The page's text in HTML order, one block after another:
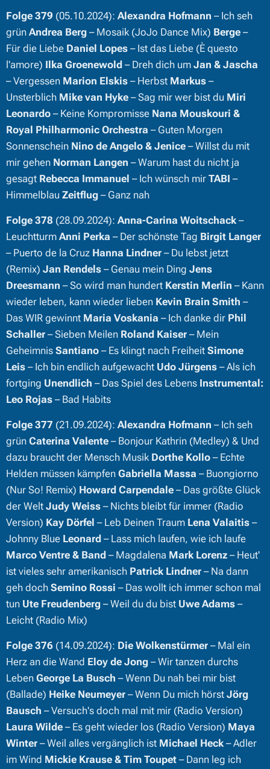
Folge 379 (05.10.2024): Alexandra Hofmann – Ich seh
grün Andrea Berg – Mosaik (JoJo Dance Mix) Berge –
Für die Liebe Daniel Lopes – Ist das Liebe (È questo
l'amore) Ilka Groenewold – Dreh dich um Jan & Jascha
– Vergessen Marion Elskis – Herbst Markus –
Unsterblich Mike van Hyke – Sag mir wer bist du Miri
Leonardo – Keine Kompromisse Nana Mouskouri &
Royal Philharmonic Orchestra – Guten Morgen
Sonnenschein Nino de Angelo & Jenice – Willst du mit
mir gehen Norman Langen – Warum hast du nicht ja
gesagt Rebecca Immanuel – Ich wünsch mir TABI –
Himmelblau Zeitflug – Ganz nah
Folge 378 (28.09.2024): Anna-Carina Woitschack–
Leuchtturm Anni Perka – Der schönste Tag Birgit Langer
– Puerto de la Cruz Hanna Lindner – Du lebst jetzt
(Remix) Jan Rendels – Genau mein Ding Jens
Dreesmann – So wird man hundert Kerstin Merlin – Kann
wieder leben, kann wieder lieben Kevin Brain Smith –
Das WIR gewinnt Maria Voskania – Ich danke dir Phil
Schaller – Sieben Meilen Roland Kaiser – Mein
Geheimnis Santiano – Es klingt nach Freiheit Simone
Leis – Ich bin endlich aufgewacht Udo Jürgens – Als ich
fortging Unendlich – Das Spiel des Lebens Instrumental:
Leo Rojas – Bad Habits
Folge 377 (21.09.2024): Alexandra Hofmann – Ich seh
grün Caterina Valente – Bonjour Kathrin (Medley) & Und
dazu braucht der Mensch Musik Dorthe Kollo – Echte
Helden müssen kämpfen Gabriella Massa – Buongiorno
(Nur So! Remix) Howard Carpendale – Das größte Glück
der Welt Judy Weiss – Nichts bleibt für immer (Radio
Version) Kay Dörfel – Leb Deinen Traum Lena Valaitis –
Johnny Blue Leonard – Lass mich laufen, wie ich laufe
Marco Ventre & Band – Magdalena Mark Lorenz – Heut'
ist vieles sehr amerikanisch Patrick Lindner – Na dann
geh doch Semino Rossi – Das wollt ich immer schon mal
tun Ute Freudenberg – Weil du du bist Uwe Adams –
Leicht (Radio Mix)
Folge 376 (14.09.2024): Die Wolkenstürmer – Mal ein
Herz an die Wand Eloy de Jong – Wir tanzen durchs
Leben George La Busch – Wenn Du nah bei mir bist
(Ballade) Heike Neumeyer – Wenn Du mich hörst Jörg
Bausch – Versuch's doch mal mit mir (Radio Version)
Laura Wilde – Es geht wieder los (Radio Version) Maya
Winter – Weil alles vergänglich ist Michael Heck– Adler
im Wind Mickie Krause & Tim Toupet – Dann leg ich